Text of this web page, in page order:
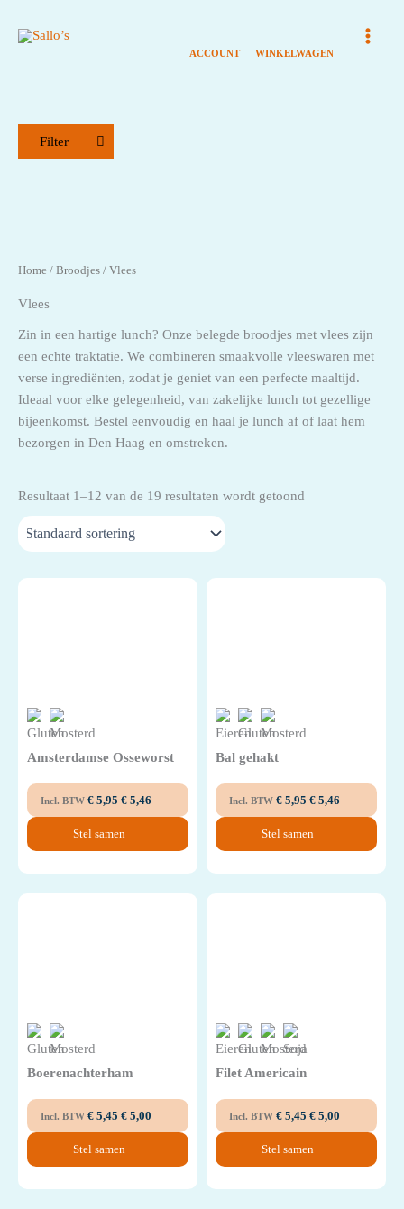
naar
Filter
Kaas - vega
Dranken
Hapjes
Maaltijden
Salades
Home / Broodjes / Vlees
Vlees
Zin in een hartige lunch? Onze belegde broodjes met vlees zijn
een echte traktatie. We combineren smaakvolle vleeswaren met
verse ingrediënten, zodat je geniet van een perfecte maaltijd.
Ideaal voor elke gelegenheid, van zakelijke lunch tot gezellige
bijeenkomst. Bestel eenvoudig en haal je lunch af of laat hem
bezorgen in Den Haag en omstreken.
Resultaat 1–12 van de 19 resultaten wordt getoond
Amsterdamse Osseworst
Incl. BTW € 5,95 € 5,46
Stel samen
Bal gehakt
Incl. BTW € 5,95 € 5,46
Stel samen
Boerenachterham
Incl. BTW € 5,45 € 5,00
Stel samen
Filet Americain
Incl. BTW € 5,45 € 5,00
Stel samen